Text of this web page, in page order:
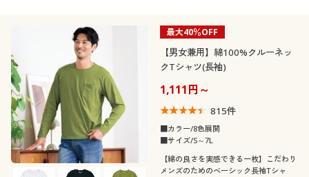
最大40％OFF
【男女兼用】綿100%クルーネッ
クTシャツ(長袖)
1,111円～
815件
■カラー/8色展開
■サイズ/S～7L
【綿の良さを実感できる一枚】こだわり
メンズのためのベーシック長袖Tシャ